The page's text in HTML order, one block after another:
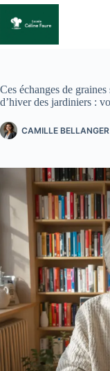
Passer
contenu
Ces échanges de
d’hiver des jardiniers :
CAMILLE BELLANGER